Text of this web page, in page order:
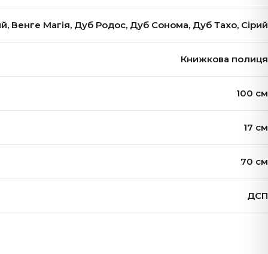
Венге Магія, Дуб Родос, Дуб Сонома, Дуб Тахо, Сірий
Книжкова полиця
100 см
17 см
70 см
ДСП